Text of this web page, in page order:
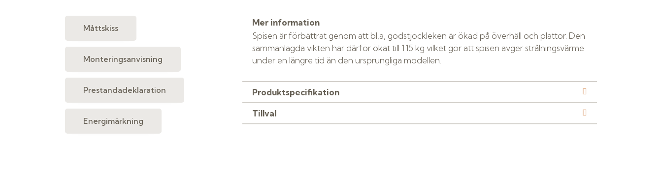
Måttskiss
Monteringsanvisning
Prestandadeklaration
Energimärkning
Mer information
Spisen är förbättrat genom att bl,a, godstjockleken är ökad på överhäll och plattor. Den
sammanlagda vikten har därför ökat till 115 kg vilket gör att spisen avger strålningsvärme
under en längre tid än den ursprungliga modellen.
Produktspecifikation
Tillval